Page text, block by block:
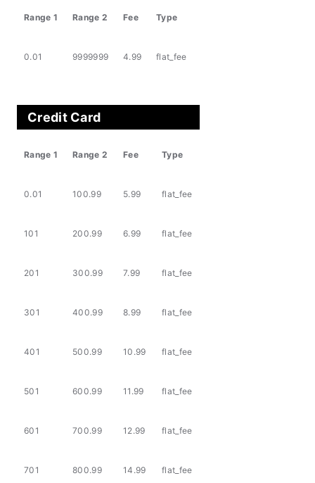
Range 1 Range 2 Fee Type
0.01 9999999 4.99 flat_fee
Credit Card
Range 1 Range 2 Fee Type
0.01 100.99 5.99 flat_fee
101 200.99 6.99 flat_fee
201 300.99 7.99 flat_fee
301 400.99 8.99 flat_fee
401 500.99 10.99 flat_fee
501 600.99 11.99 flat_fee
601 700.99 12.99 flat_fee
701 800.99 14.99 flat_fee